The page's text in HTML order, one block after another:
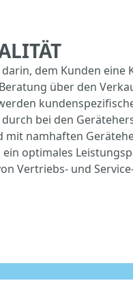
dem Kunden eine
über den
bei den
mit namhaften
optimales
Vertriebs- und